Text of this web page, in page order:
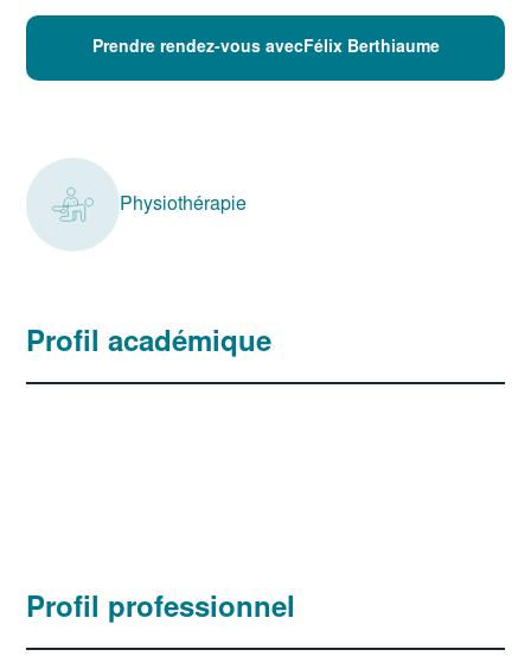
Prendre rendez-vous avecFélix Berthiaume
Physiothérapie
Profil académique
Profil professionnel